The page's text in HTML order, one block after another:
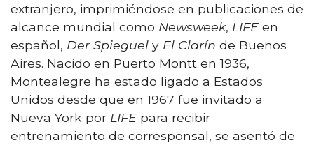
extranjero, imprimiéndose en publicaciones de
alcance mundial como Newsweek, LIFE en
español, Der Spieguel y El Clarín de Buenos
Aires. Nacido en Puerto Montt en 1936,
Montealegre ha estado ligado a Estados
Unidos desde que en 1967 fue invitado a
Nueva York por LIFE para recibir
entrenamiento de corresponsal, se asentó de